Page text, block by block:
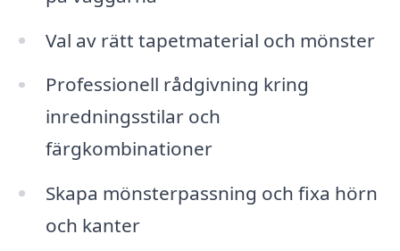
Val av rätt tapetmaterial och mönster
Professionell rådgivning kring
inredningsstilar och
färgkombinationer
Skapa mönsterpassning och fixa hörn
och kanter